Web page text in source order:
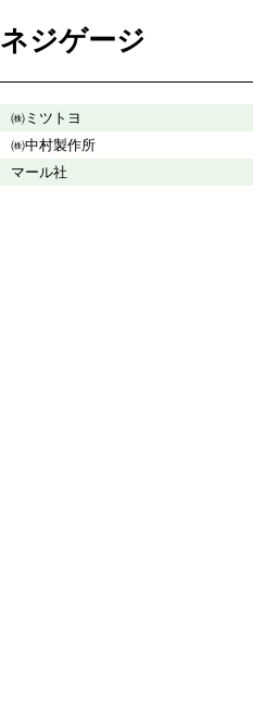
ネジゲージ
㈱ミツトヨ
㈱中村製作所
マール社